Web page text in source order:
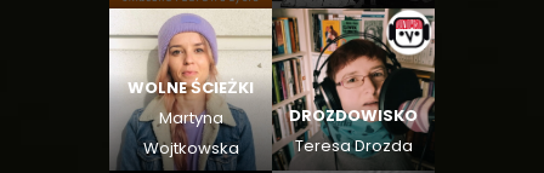
Bartosz Wilczyński
Łukasz Dziedzic
WOLNE ŚCIEŻKI
Martyna
Wojtkowska
DROZDOWISKO
Teresa Drozda